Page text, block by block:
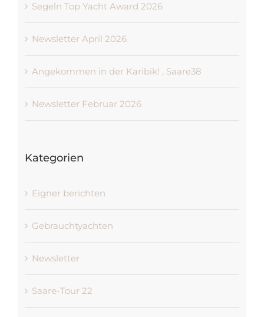
Segeln Top Yacht Award 2026
Newsletter April 2026
Angekommen in der Karibik! , Saare38
Newsletter Februar 2026
Kategorien
Eigner berichten
Gebrauchtyachten
Newsletter
Saare-Tour 22